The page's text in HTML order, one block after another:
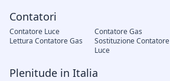
Contatori
Contatore Luce Contatore Gas
Lettura Contatore Gas
Sostituzione Contatore
Luce
Plenitude in Italia